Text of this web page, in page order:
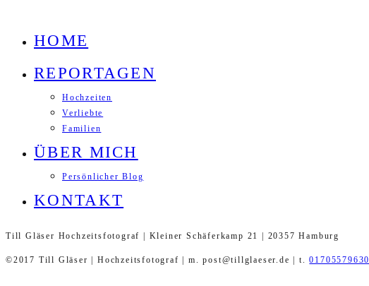
HOME
REPORTAGEN
Hochzeiten
Verliebte
Familien
ÜBER MICH
Persönlicher Blog
KONTAKT
Till Gläser Hochzeitsfotograf | Kleiner Schäferkamp 21 | 20357 Hamburg
©2017 Till Gläser | Hochzeitsfotograf | m. post@tillglaeser.de | t.01705579630